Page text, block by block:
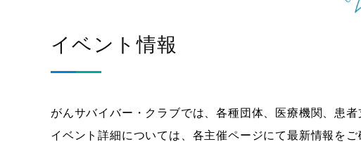
イベント情報
がんサバイバー・クラブでは、各種団体、医療機関、患
イベント詳細については、各主催ページにて最新情報を